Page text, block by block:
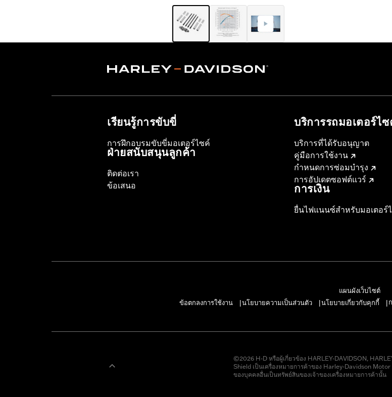
เรียนรู้การขับขี่
การฝึกอบรมขับขี่มอเตอร์ไซค์
ฝ่ายสนับสนุนลูกค้า
ติดต่อเรา
ข้อเสนอ
บริการรถมอเตอร์ไซ
บริการที่ได้รับอนุญาต
คู่มือการใช้งาน
กำหนดการซ่อมบำรุง
การอัปเดตซอฟต์แวร์
การเงิน
ยื่นไฟแนนซ์สำหรับมอเตอร์
แผนผังเว็บไซต์
ข้อตกลงการใช้งาน
นโยบายความเป็นส่วนตัว นโยบายเกี่ยวกับคุกกี้
©2026 H-D หรือผู้เกี่ยวข้อง HARLEY-DAVIDSON,
Shield เป็นเครื่องหมายการค้าของ Harley-Davidson Motor
ของบุคคลอื่นเป็นทรัพย์สินของเจ้าของเครื่องหมายการค้านั้น